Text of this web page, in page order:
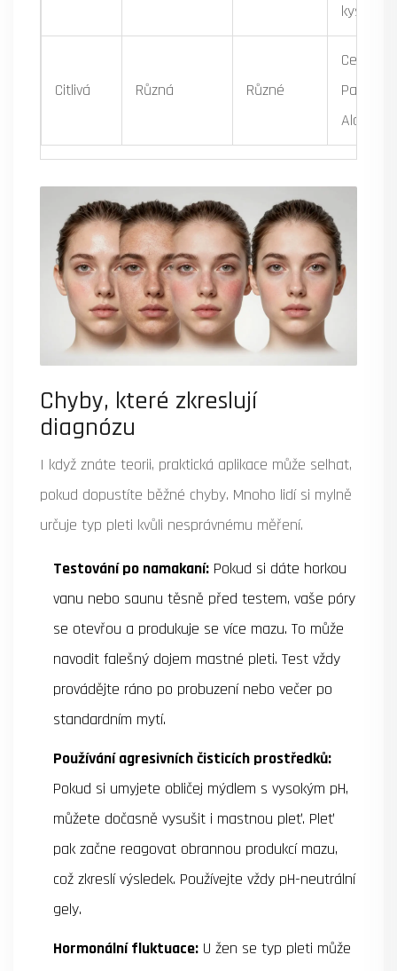
kyseliny
Citlivá Různá Různé
Centella,
Alantoin
Chyby, které zkreslují
diagnózu
I když znáte teorii, praktická aplikace může selhat,
pokud dopustíte běžné chyby. Mnoho lidí si mylně
určuje typ pleti kvůli nesprávnému měření.
Testování po namakaní: Pokud si dáte horkou
vanu nebo saunu těsně před testem, vaše póry
se otevřou a produkuje se více mazu. To může
navodit falešný dojem mastné pleti. Test vždy
provádějte ráno po probuzení nebo večer po
standardním mytí.
Používání agresivních čisticích prostředků:
Pokud si umyjete obličej mýdlem s vysokým pH,
můžete dočasně vysušit i mastnou pleť. Pleť
pak začne reagovat obrannou produkcí mazu,
což zkreslí výsledek. Používejte vždy pH-neutrální
gely.
Hormonální fluktuace: U žen se typ pleti může